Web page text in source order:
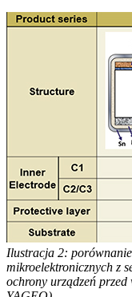
Ilustracja 2:
mikroelektronicznych z
ochrony urządzeń